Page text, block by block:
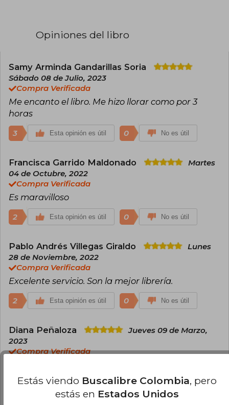
que la inspiraron a la hora de escribir la que sería
Su debut, que vio la luz en castellano en 2022, se
basa en una antigua historia de la mitología
nórdica y tiene por protagonista a Angrboda,
una bruja que es condenada a la hoguera por
Odín tras haberse negado a contarle el futuro.
Opiniones del libro
Samy Arminda Gandarillas Soria
Sábado 08 de Julio, 2023
Compra Verificada
Me encanto el libro. Me hizo llorar como por 3
horas
3 Esta opinión es útil 0 No es útil
Francisca Garrido Maldonado
Martes
04 de Octubre, 2022
Compra Verificada
Es maravilloso
2 Esta opinión es útil 0 No es útil
Pablo Andrés Villegas Giraldo
Lunes
28 de Noviembre, 2022
Compra Verificada
Excelente servicio. Son la mejor librería.
2 Esta opinión es útil 0 No es útil
Diana Peñaloza
Jueves 09 de Marzo,
2023
Compra Verificada
condiciones.
Esta opinión es útil 0 No es útil
Estás viendo Buscalibre Colombia, pero
estás en Estados Unidos